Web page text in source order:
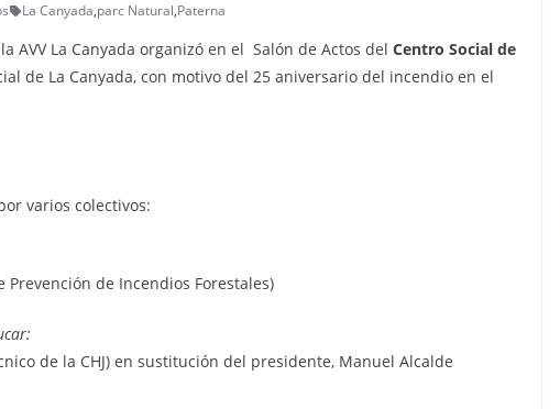
La Canyada,parc Natural,Paterna
AVV La Canyada organizó en el Salón de Actos del Centro Social de
de La Canyada, con motivo del 25 aniversario del incendio en el
varios colectivos:
Prevención de Incendios Forestales)
de la CHJ) en sustitución del presidente, Manuel Alcalde